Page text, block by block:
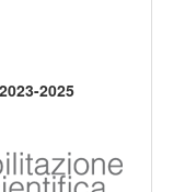
2025